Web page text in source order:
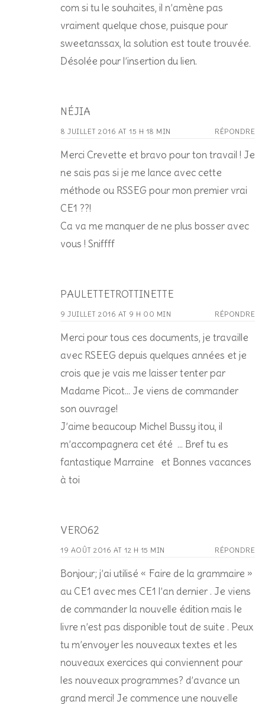
com si tu le souhaites, il n’amène pas
vraiment quelque chose, puisque pour
sweetanssax, la solution est toute trouvée.
Désolée pour l’insertion du lien.
NÉJIA
8 JUILLET 2016 AT 15 H 18 MIN RÉPONDRE
Merci Crevette et bravo pour ton travail ! Je
ne sais pas si je me lance avec cette
méthode ou RSSEG pour mon premier vrai
CE1 ??!
Ca va me manquer de ne plus bosser avec
vous ! Sniffff
PAULETTETROTTINETTE
9 JUILLET 2016 AT 9 H 00 MIN RÉPONDRE
Merci pour tous ces documents, je travaille
avec RSEEG depuis quelques années et je
crois que je vais me laisser tenter par
Madame Picot… Je viens de commander
son ouvrage!
J’aime beaucoup Michel Bussy itou, il
m’accompagnera cet été … Bref tu es
fantastique Marraine et Bonnes vacances
à toi
VERO62
19 AOÛT 2016 AT 12 H 15 MIN RÉPONDRE
Bonjour; j’ai utilisé « Faire de la grammaire »
au CE1 avec mes CE1 l’an dernier . Je viens
de commander la nouvelle édition mais le
livre n’est pas disponible tout de suite . Peux
tu m’envoyer les nouveaux textes et les
nouveaux exercices qui conviennent pour
les nouveaux programmes? d’avance un
grand merci! Je commence une nouvelle